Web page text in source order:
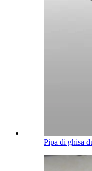
Pipa di ghisa